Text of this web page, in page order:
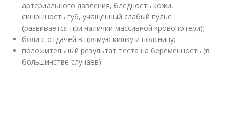
артериального давления, бледность кожи,
синюшность губ, учащенный слабый пульс
(развивается при наличии массивной кровопотери);
боли с отдачей в прямую кишку и поясницу;
положительный результат теста на беременность (в
большинстве случаев).